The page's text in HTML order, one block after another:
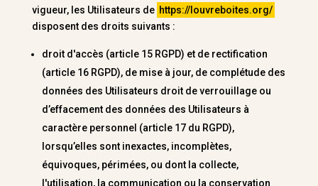
vigueur, les Utilisateurs de https://louvreboites.org/
disposent des droits suivants :
droit d'accès (article 15 RGPD) et de rectification
(article 16 RGPD), de mise à jour, de complétude des
données des Utilisateurs droit de verrouillage ou
d’effacement des données des Utilisateurs à
caractère personnel (article 17 du RGPD),
lorsqu’elles sont inexactes, incomplètes,
équivoques, périmées, ou dont la collecte,
l'utilisation, la communication ou la conservation